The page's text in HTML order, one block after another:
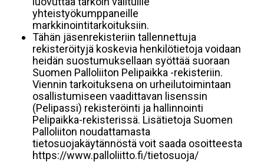
yhteistyökumppaneille
markkinointitarkoituksiin.
Tähän jäsenrekisteriin tallennettuja
rekisteröityjä koskevia henkilötietoja voidaan
heidän suostumuksellaan syöttää suoraan
Suomen Palloliiton Pelipaikka -rekisteriin.
Viennin tarkoituksena on urheilutoimintaan
osallistumiseen vaadittavan lisenssin
(Pelipassi) rekisteröinti ja hallinnointi
Pelipaikka-rekisterissä. Lisätietoja Suomen
Palloliiton noudattamasta
tietosuojakäytännöstä voit saada osoitteesta
https://www.palloliitto.fi/tietosuoja/